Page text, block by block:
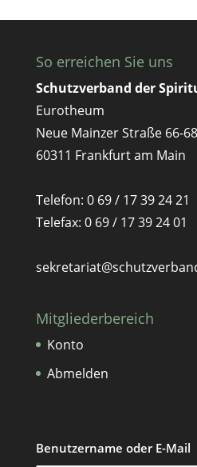
So erreichen Sie uns
Schutzverband der
Eurotheum
Neue Mainzer Straße 66-68
60311 Frankfurt am Main
Telefon: 0 69 / 17 39 24 21
Telefax: 0 69 / 17 39 24 01
Mitgliederbereich
Konto
Abmelden
Benutzername oder E-Mail